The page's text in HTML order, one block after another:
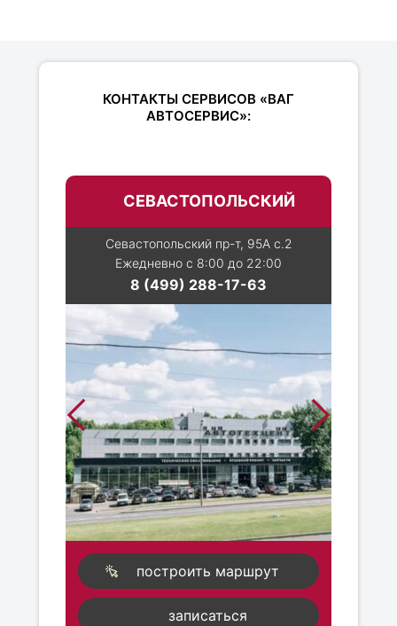
КОНТАКТЫ СЕРВИСОВ «ВАГ
АВТОСЕРВИС»:
СЕВАСТОПОЛЬСКИЙ
Севастопольский пр-т, 95А с.2
Ежедневно с 8:00 до 22:00
8 (499) 288-17-63
построить маршрут
записаться